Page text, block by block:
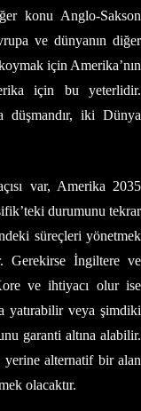
konu Anglo-Sakson
ve dünyanın diğer
için Amerika’nın
için bu yeterlidir.
düşmandır, iki Dünya
var, Amerika 2035
durumunu tekrar
süreçleri yönetmek
Gerekirse İngiltere ve
ve ihtiyacı olur ise
yatırabilir veya şimdiki
garanti altına alabilir.
alternatif bir alan
olacaktır.